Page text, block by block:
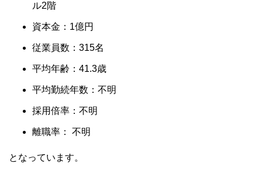
ル2階
資本金：1億円
従業員数：315名
平均年齢：41.3歳
平均勤続年数：不明
採用倍率：不明
離職率： 不明
となっています。